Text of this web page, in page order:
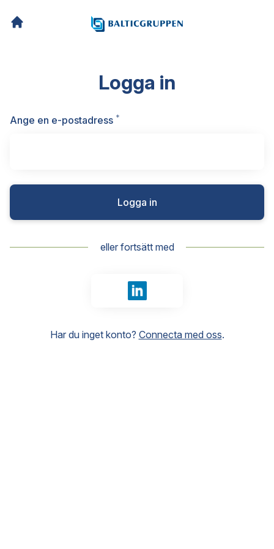
Logga in
Ange en e-postadress *
Logga in
eller fortsätt med
Logga in med LinkedIn
Har du inget konto? Connecta med oss.